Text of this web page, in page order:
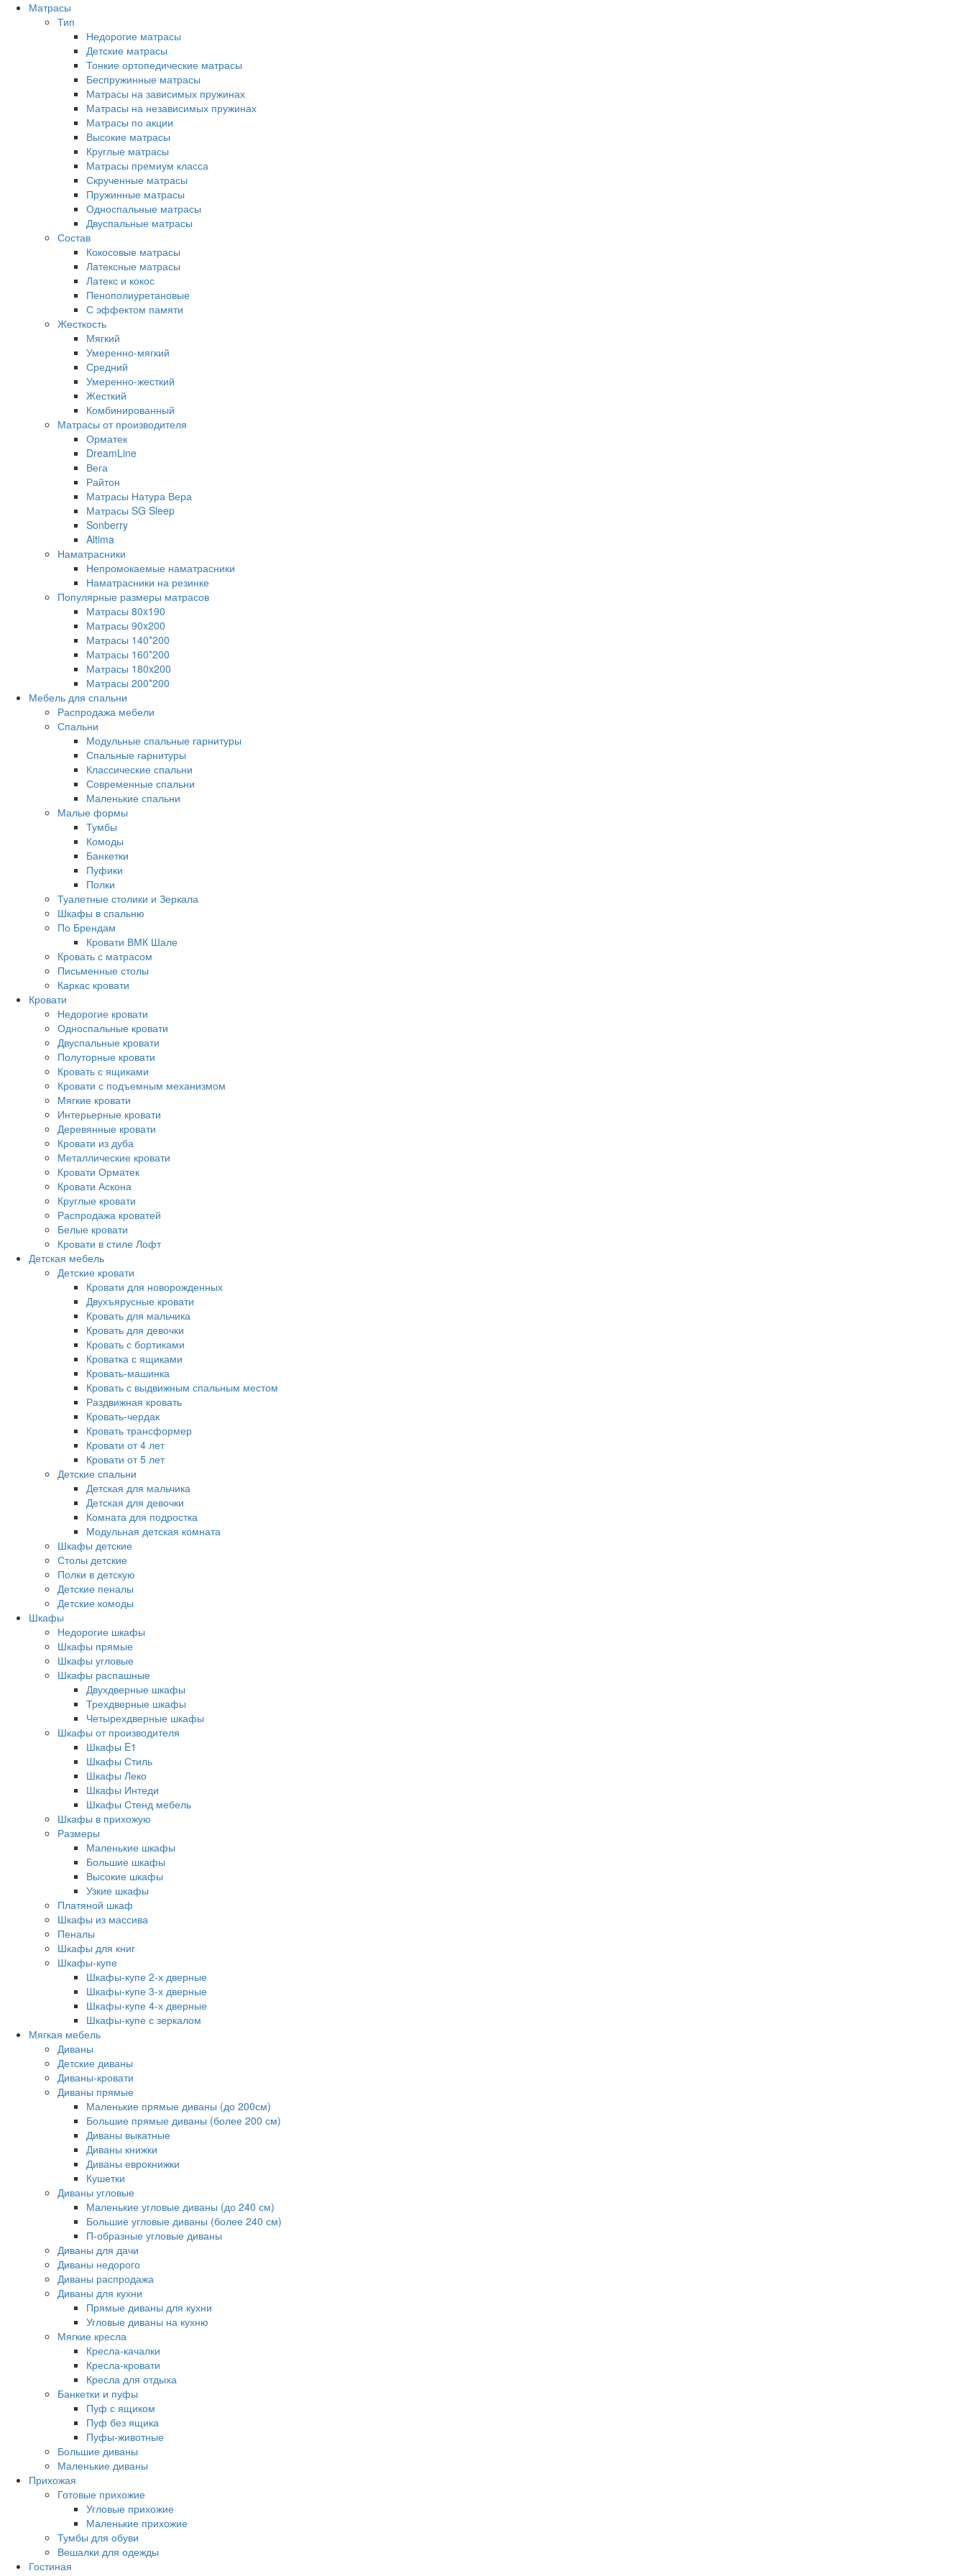
Матрасы
Тип
Недорогие матрасы
Детские матрасы
Тонкие ортопедические матрасы
Беспружинные матрасы
Матрасы на зависимых пружинах
Матрасы на независимых пружинах
Матрасы по акции
Высокие матрасы
Круглые матрасы
Матрасы премиум класса
Скрученные матрасы
Пружинные матрасы
Односпальные матрасы
Двуспальные матрасы
Состав
Кокосовые матрасы
Латексные матрасы
Латекс и кокос
Пенополиуретановые
С эффектом памяти
Жесткость
Мягкий
Умеренно-мягкий
Средний
Умеренно-жесткий
Жесткий
Комбинированный
Матрасы от производителя
Орматек
DreamLine
Вега
Райтон
Матрасы Натура Вера
Матрасы SG Sleep
Sonberry
Altima
Наматрасники
Непромокаемые наматрасники
Наматрасники на резинке
Популярные размеры матрасов
Матрасы 80x190
Матрасы 90x200
Матрасы 140*200
Матрасы 160*200
Матрасы 180x200
Матрасы 200*200
Мебель для спальни
Распродажа мебели
Спальни
Модульные спальные гарнитуры
Спальные гарнитуры
Классические спальни
Современные спальни
Маленькие спальни
Малые формы
Тумбы
Комоды
Банкетки
Пуфики
Полки
Туалетные столики и Зеркала
Шкафы в спальню
По Брендам
Кровати ВМК Шале
Кровать с матрасом
Письменные столы
Каркас кровати
Кровати
Недорогие кровати
Односпальные кровати
Двуспальные кровати
Полуторные кровати
Кровать с ящиками
Кровати с подъемным механизмом
Мягкие кровати
Интерьерные кровати
Деревянные кровати
Кровати из дуба
Металлические кровати
Кровати Орматек
Кровати Аскона
Круглые кровати
Распродажа кроватей
Белые кровати
Кровати в стиле Лофт
Детская мебель
Детские кровати
Кровати для новорожденных
Двухъярусные кровати
Кровать для мальчика
Кровать для девочки
Кровать с бортиками
Кроватка с ящиками
Кровать-машинка
Кровать с выдвижным спальным местом
Раздвижная кровать
Кровать-чердак
Кровать трансформер
Кровати от 4 лет
Кровати от 5 лет
Детские спальни
Детская для мальчика
Детская для девочки
Комната для подростка
Модульная детская комната
Шкафы детские
Столы детские
Полки в детскую
Детские пеналы
Детские комоды
Шкафы
Недорогие шкафы
Шкафы прямые
Шкафы угловые
Шкафы распашные
Двухдверные шкафы
Трехдверные шкафы
Четырехдверные шкафы
Шкафы от производителя
Шкафы E1
Шкафы Стиль
Шкафы Леко
Шкафы Интеди
Шкафы Стенд мебель
Шкафы в прихожую
Размеры
Маленькие шкафы
Большие шкафы
Высокие шкафы
Узкие шкафы
Платяной шкаф
Шкафы из массива
Пеналы
Шкафы для книг
Шкафы-купе
Шкафы-купе 2-х дверные
Шкафы-купе 3-х дверные
Шкафы-купе 4-х дверные
Шкафы-купе с зеркалом
Мягкая мебель
Диваны
Детские диваны
Диваны-кровати
Диваны прямые
Маленькие прямые диваны (до 200см)
Большие прямые диваны (более 200 см)
Диваны выкатные
Диваны книжки
Диваны еврокнижки
Кушетки
Диваны угловые
Маленькие угловые диваны (до 240 см)
Большие угловые диваны (более 240 см)
П-образные угловые диваны
Диваны для дачи
Диваны недорого
Диваны распродажа
Диваны для кухни
Прямые диваны для кухни
Угловые диваны на кухню
Мягкие кресла
Кресла-качалки
Кресла-кровати
Кресла для отдыха
Банкетки и пуфы
Пуф с ящиком
Пуф без ящика
Пуфы-животные
Большие диваны
Маленькие диваны
Прихожая
Готовые прихожие
Угловые прихожие
Маленькие прихожие
Тумбы для обуви
Вешалки для одежды
Гостиная